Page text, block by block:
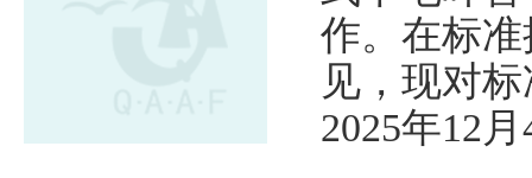
作。在标
见，现对
2025年12